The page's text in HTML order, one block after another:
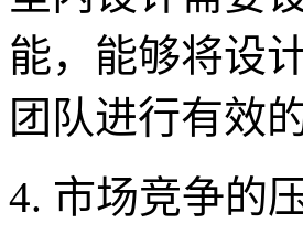
能，能够将设
团队进行有效
4. 市场竞争的